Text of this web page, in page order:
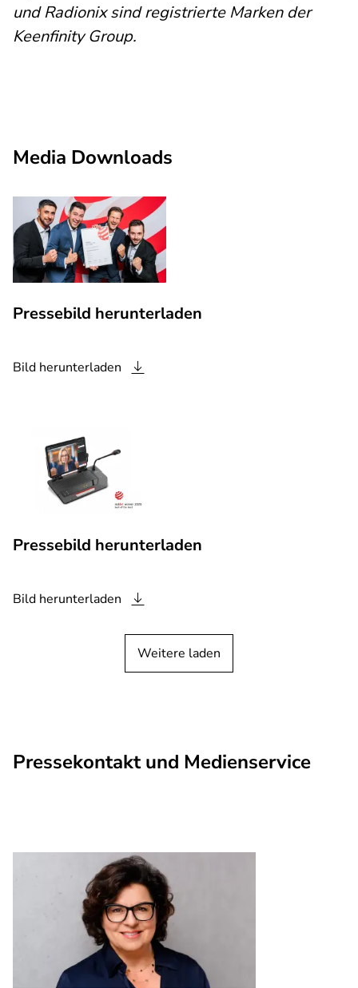
und Radionix sind registrierte Marken der
Keenfinity Group.
Media Downloads
Pressebild herunterladen
Bild herunterladen
Pressebild herunterladen
Bild herunterladen
Weitere laden
Pressekontakt und Medienservice